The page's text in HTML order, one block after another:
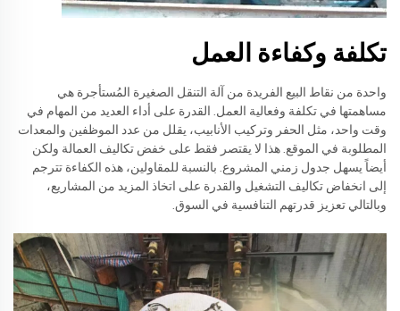
تكلفة وكفاءة العمل
واحدة من نقاط البيع الفريدة من آلة التنقل الصغيرة المُستأجرة هي
مساهمتها في تكلفة وفعالية العمل. القدرة على أداء العديد من المهام في
وقت واحد، مثل الحفر وتركيب الأنابيب، يقلل من عدد الموظفين والمعدات
المطلوبة في الموقع. هذا لا يقتصر فقط على خفض تكاليف العمالة ولكن
أيضاً يسهل جدول زمني المشروع. بالنسبة للمقاولين، هذه الكفاءة تترجم
إلى انخفاض تكاليف التشغيل والقدرة على اتخاذ المزيد من المشاريع،
وبالتالي تعزيز قدرتهم التنافسية في السوق.